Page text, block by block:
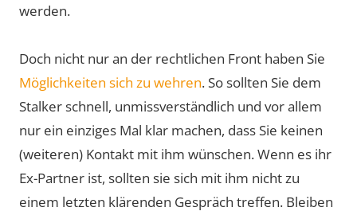
werden.
Doch nicht nur an der rechtlichen Front haben Sie
Möglichkeiten sich zu wehren. So sollten Sie dem
Stalker schnell, unmissverständlich und vor allem
nur ein einziges Mal klar machen, dass Sie keinen
(weiteren) Kontakt mit ihm wünschen. Wenn es ihr
Ex-Partner ist, sollten sie sich mit ihm nicht zu
einem letzten klärenden Gespräch treffen. Bleiben